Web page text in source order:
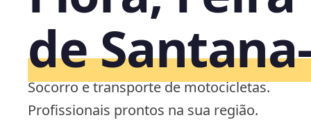
de
Socorro e transporte de motocicletas.
Profissionais prontos na sua região.